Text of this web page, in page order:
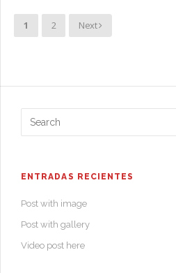
1 2 Next
ENTRADAS RECIENTES
Post with image
Post with gallery
Video post here